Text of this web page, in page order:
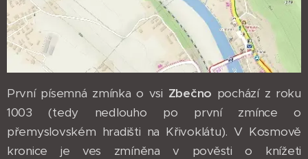
První písemná zmínka o vsi Zbečno pochází z roku
1003 (tedy nedlouho po první zmínce o
přemyslovském hradišti na Křivoklátu). V Kosmově
kronice je ves zmíněna v pověsti o knížeti